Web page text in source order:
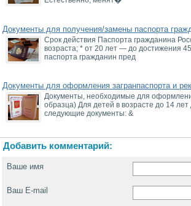
Документы для получения/замены паспорта
Срок действия Паспорта гражданина
возраста; * от 20 лет — до достижения
паспорта гражданин пред
Документы для оформления загранпаспорта и
Документы, необходимые для
образца) Для детей в возрасте до 14
следующие документы: &
Добавить комментарий:
Ваше имя
Ваш E-mail